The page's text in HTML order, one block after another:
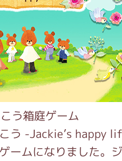
う箱庭ゲーム
こう -Jackie’s happy
ームになりました。
・コンサート
ンテンツ(クイズ・
ーズ！
う しょくいんしつ